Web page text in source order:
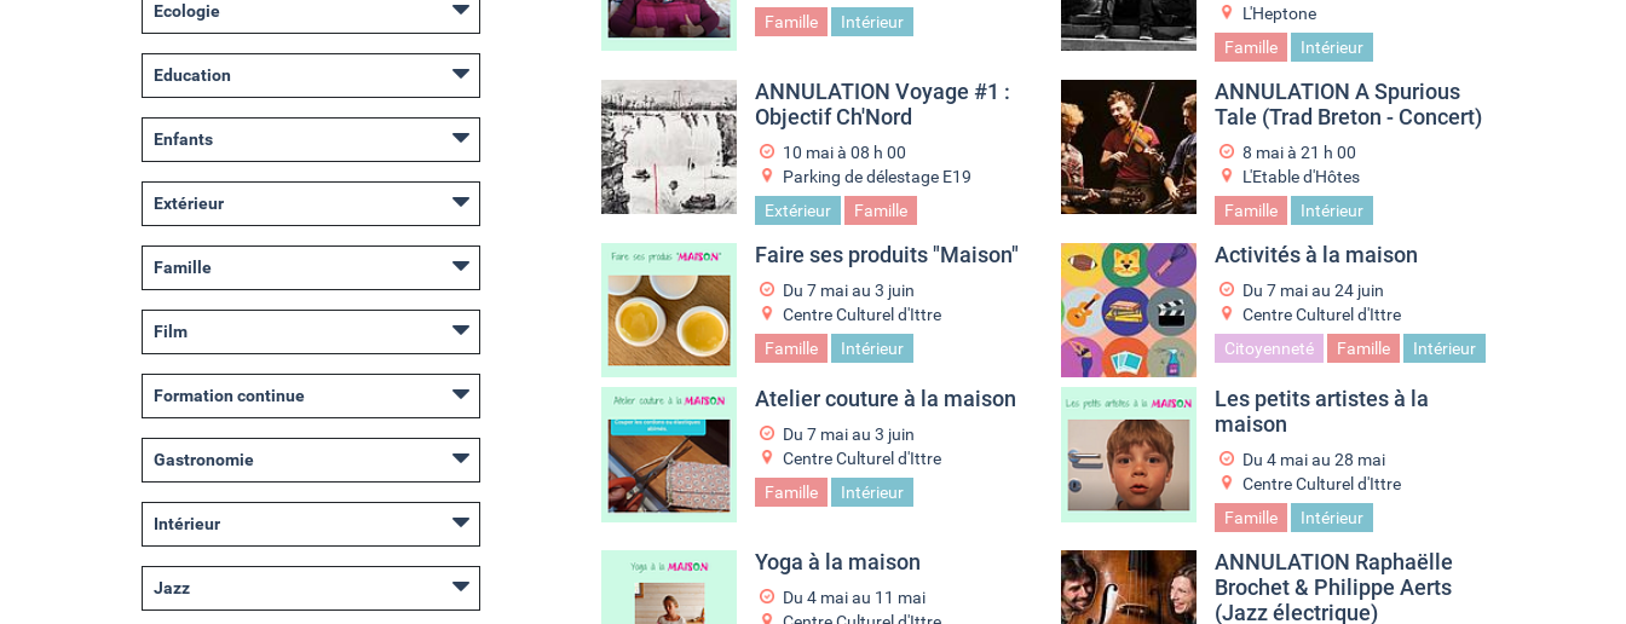
Ecologie
Education
Enfants
Extérieur
Famille
Film
Formation continue
Gastronomie
Intérieur
Jazz
Famille
Intérieur
L'Heptone
Famille
Intérieur
ANNULATION Voyage #1 :
Objectif Ch'Nord
10 mai à 08 h 00
Parking de délestage E19
Extérieur
Famille
ANNULATION A Spurious
Tale (Trad Breton - Concert)
8 mai à 21 h 00
L'Etable d'Hôtes
Famille
Intérieur
Faire ses produits "Maison"
Du 7 mai au 3 juin
Centre Culturel d'Ittre
Famille
Intérieur
Activités à la maison
Du 7 mai au 24 juin
Centre Culturel d'Ittre
Citoyenneté
Famille Intérieur
Atelier couture à la maison
Du 7 mai au 3 juin
Centre Culturel d'Ittre
Famille
Intérieur
Les petits artistes à la
maison
Du 4 mai au 28 mai
Centre Culturel d'Ittre
Famille
Intérieur
Yoga à la maison
Du 4 mai au 11 mai
ANNULATION Raphaëlle
Brochet & Philippe Aerts
(Jazz électrique)